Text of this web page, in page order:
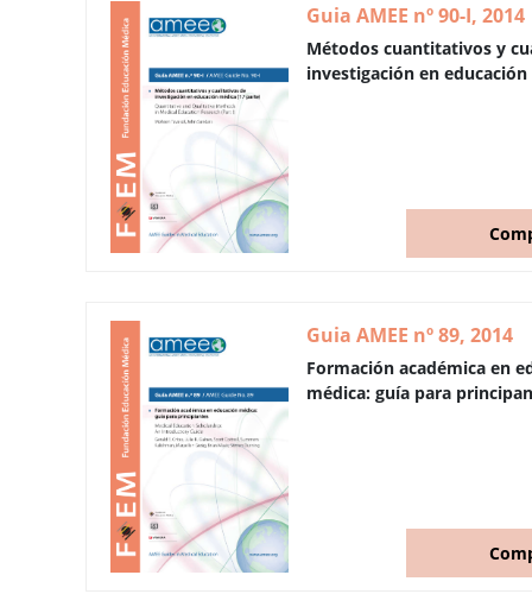
Guia AMEE nº 90-I, 2014
Métodos cuantitativos y
investigación en educación
Guia AMEE nº 89, 2014
Formación académica en
médica: guía para